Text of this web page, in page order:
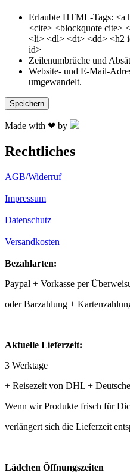
Erlaubte HTML-Tags: <a
<cite> <blockquote cite>
<li> <dl> <dt> <dd> <h2
id>
Zeilenumbrüche und
Website- und E-Mail-
umgewandelt.
Made with ❤ by
Rechtliches
AGB/Widerruf
Impressum
Datenschutz
Versandkosten
Bezahlarten:
Paypal + Vorkasse per
oder Barzahlung +
Aktuelle Lieferzeit:
3 Werktage
+ Reisezeit von DHL +
Wenn wir Produkte frisch für
verlängert sich die Lieferzeit
Lädchen Öffnungszeiten